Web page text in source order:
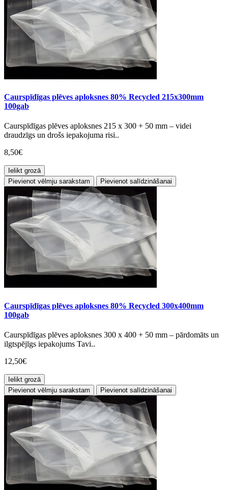
Caurspīdīgas plēves aploksnes 80% Recycled 215x300mm
100gab
Caurspīdīgas plēves aploksnes 215 x 300 + 50 mm – videi
draudzīgs un drošs iepakojuma risi..
8,50€
Ielikt grozā
Pievienot vēlmju sarakstam
Pievienot salīdzināšanai
Caurspīdīgas plēves aploksnes 80% Recycled 300x400mm
100gab
Caurspīdīgas plēves aploksnes 300 x 400 + 50 mm – pārdomāts un
ilgtspējīgs iepakojums Tavi..
12,50€
Ielikt grozā
Pievienot vēlmju sarakstam
Pievienot salīdzināšanai